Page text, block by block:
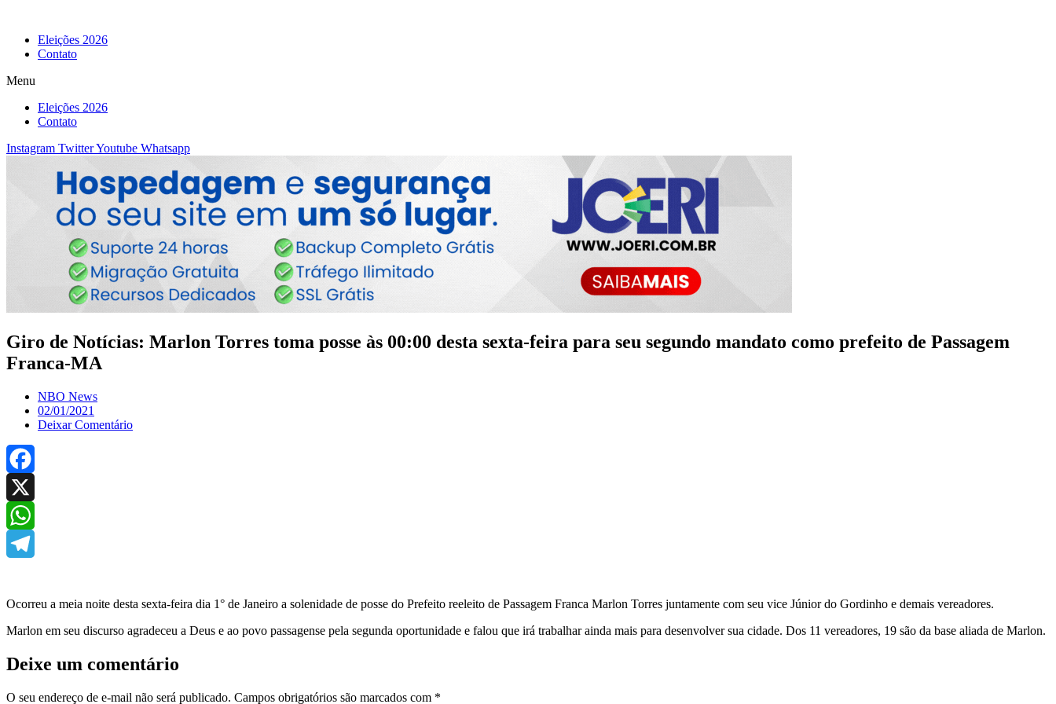
Eleições 2026
Contato
Menu
Eleições 2026
Contato
Instagram TwitterYoutube Whatsapp
Giro de Notícias: Marlon Torres toma posse às 00:00 desta sexta-feira para seu segundo mandato como prefeito de Passagem
Franca-MA
NBO News
02/01/2021
Deixar Comentário
Facebook
X
WhatsApp
Ocorreu a meia noite desta sexta-feira dia 1° de Janeiro a solenidade de posse do Prefeito reeleito de Passagem Franca Marlon Torres juntamente com seu vice Júnior do Gordinho e demais vereadores.
Marlon em seu discurso agradeceu a Deus e ao povo passagense pela segunda oportunidade e falou que irá trabalhar ainda mais para desenvolver sua cidade. Dos 11 vereadores, 19 são da base aliada de Marlon.
Deixe um comentário
O seu endereço de e-mail não será publicado. Campos obrigatórios são marcados com *